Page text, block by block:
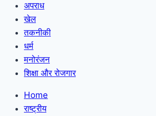
अपराध
खेल
तकनीकी
धर्म
मनोरंजन
शिक्षा और रोजगार
Home
राष्ट्रीय